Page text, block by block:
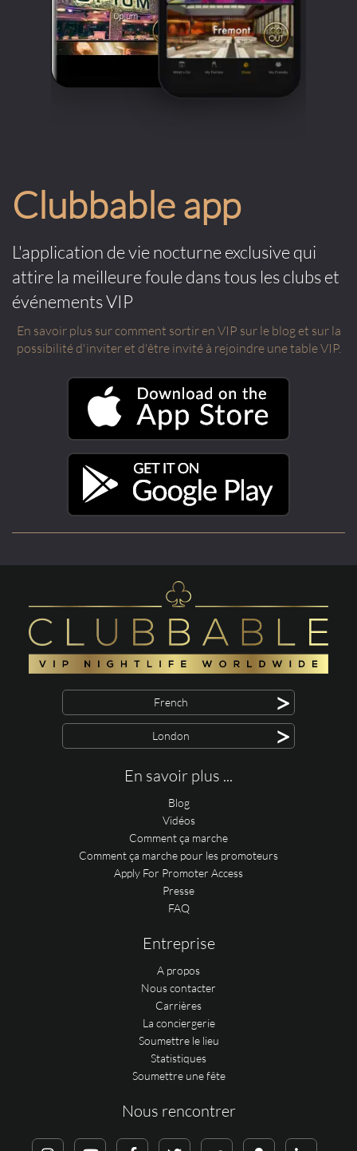
Clubbable app
L'application de vie nocturne exclusive qui
attire la meilleure foule dans tous les clubs et
événements VIP
En savoir plus sur comment sortir en VIP sur le blog et sur la
possibilité d'inviter et d'être invité à rejoindre une table VIP.
French >
London >
En savoir plus ...
Blog
Vidéos
Comment ça marche
Comment ça marche pour les promoteurs
Apply For Promoter Access
Presse
FAQ
Entreprise
A propos
Nous contacter
Carrières
La conciergerie
Soumettre le lieu
Statistiques
Soumettre une fête
Nous rencontrer